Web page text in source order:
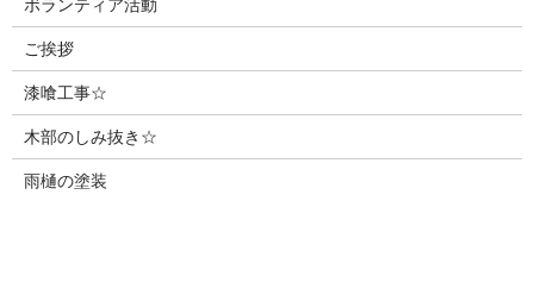
ボランティア活動
ご挨拶
漆喰工事☆
木部のしみ抜き☆
雨樋の塗装